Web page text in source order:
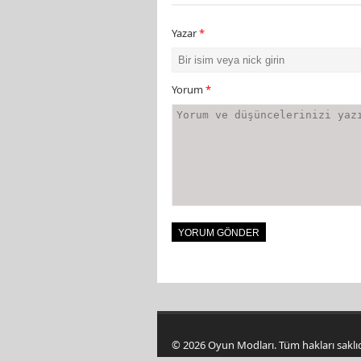
Yazar*
Yorum *
© 2026 Oyun Modları. Tüm hakları